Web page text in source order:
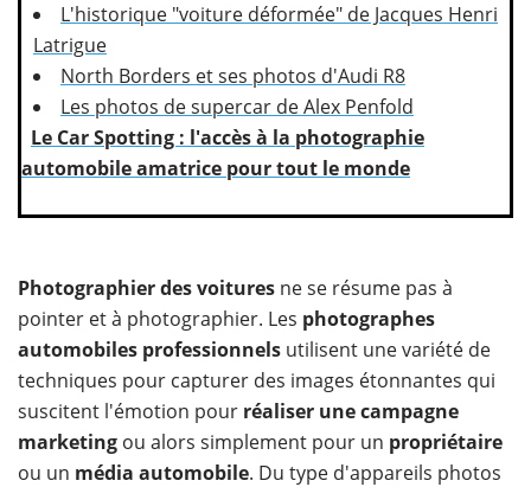
L'historique "voiture déformée" de Jacques Henri
Latrigue
North Borders et ses photos d'Audi R8
Les photos de supercar de Alex Penfold
Le Car Spotting : l'accès à la photographie
automobile amatrice pour tout le monde
​Photographier des voitures ne se résume pas à
pointer et à photographier. Les photographes
automobiles professionnels utilisent une variété de
techniques pour capturer des images étonnantes qui
suscitent l'émotion pour réaliser une campagne
marketing ou alors simplement pour un propriétaire
ou un média automobile. Du type d'appareils photos